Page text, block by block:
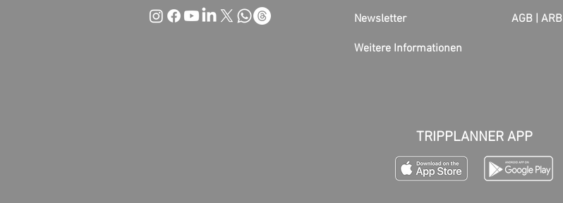
Austrian Airlines im Sinkflug Newsletter
Weitere Informationen
AGB | ARB
TRIPPLANNER APP